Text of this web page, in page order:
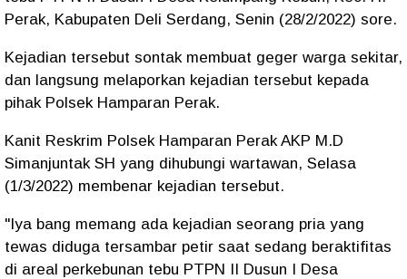
Perak, Kabupaten Deli Serdang, Senin (28/2/2022) sore.
Kejadian tersebut sontak membuat geger warga sekitar,
dan langsung melaporkan kejadian tersebut kepada
pihak Polsek Hamparan Perak.
Kanit Reskrim Polsek Hamparan Perak AKP M.D
Simanjuntak SH yang dihubungi wartawan, Selasa
(1/3/2022) membenar kejadian tersebut.
"Iya bang memang ada kejadian seorang pria yang
tewas diduga tersambar petir saat sedang beraktifitas
di areal perkebunan tebu PTPN II Dusun I Desa